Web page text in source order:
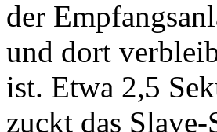
der
und dort
ist. Etwa 2,5
zuckt das